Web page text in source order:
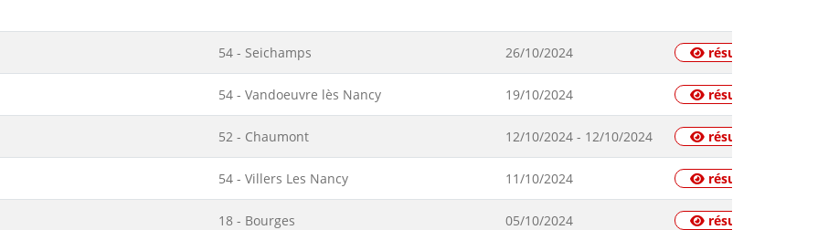
54 - Seichamps 26/10/2024 résultats
54 - Vandoeuvre lès Nancy 19/10/2024 résultats
52 - Chaumont 12/10/2024 - 12/10/2024 résultats
54 - Villers Les Nancy 11/10/2024 résultats
18 - Bourges 05/10/2024 résultats